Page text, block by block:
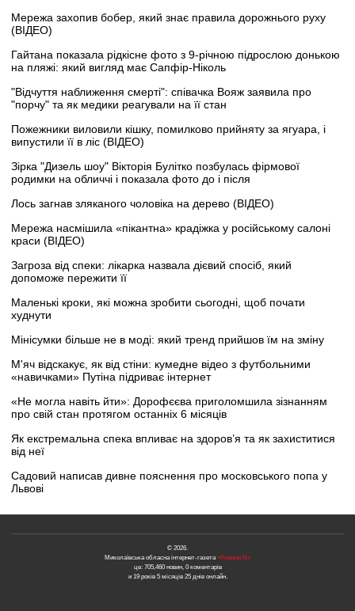
Мережа захопив бобер, який знає правила дорожнього руху
(ВІДЕО)
Гайтана показала рідкісне фото з 9-річною підрослою донькою
на пляжі: який вигляд має Сапфір-Ніколь
"Відчуття наближення смерті": співачка Вояж заявила про
"порчу" та як медики реагували на її стан
Пожежники виловили кішку, помилково прийняту за ягуара, і
випустили її в ліс (ВІДЕО)
Зірка "Дизель шоу" Вікторія Булітко позбулась фірмової
родимки на обличчі і показала фото до і після
Лось загнав зляканого чоловіка на дерево (ВІДЕО)
Мережа насмішила «пікантна» крадіжка у російському салоні
краси (ВІДЕО)
Загроза від спеки: лікарка назвала дієвий спосіб, який
допоможе пережити її
Маленькі кроки, які можна зробити сьогодні, щоб почати
худнути
Мінісумки більше не в моді: який тренд прийшов їм на зміну
М'яч відскакує, як від стіни: кумедне відео з футбольними
«навичками» Путіна підриває інтернет
«Не могла навіть йти»: Дорофєєва приголомшила зізнанням
про свій стан протягом останніх 6 місяців
Як екстремальна спека впливає на здоров’я та як захиститися
від неї
Садовий написав дивне пояснення про московського попа у
Львові
© 2026.
Миколаївська обласна інтернет-газета «Новини N»
це: 705,460 новин, 0 коментарів
и 19 років 5 місяців 25 днів онлайн.